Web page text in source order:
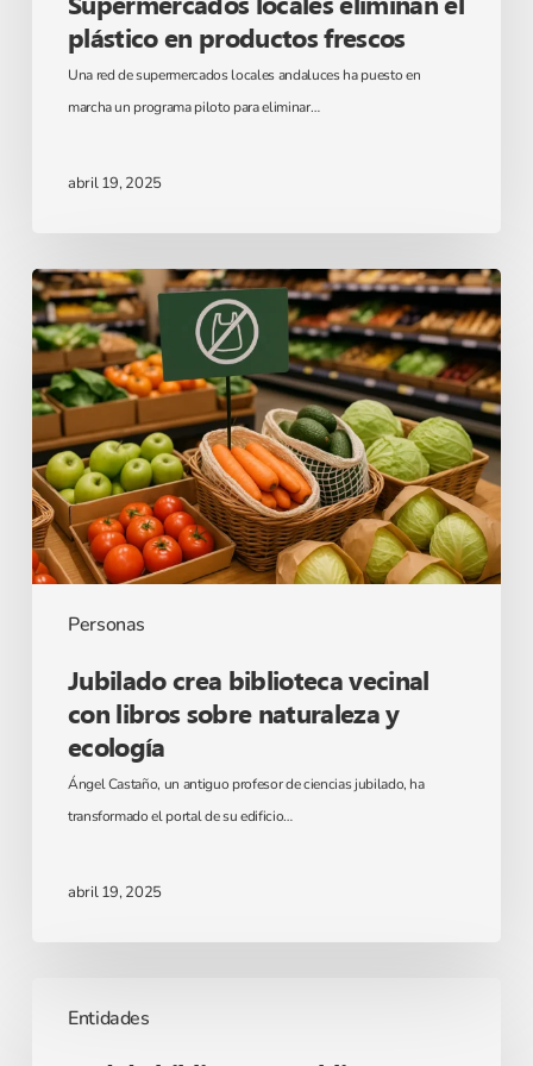
plástico en productos frescos
Una red de supermercados locales andaluces ha puesto en
marcha un programa piloto para eliminar…
abril 19, 2025
Personas
Jubilado
crea
biblioteca
vecinal
con
libros
sobre
naturaleza
y
ecología
Jubilado crea biblioteca vecinal
con libros sobre naturaleza y
ecología
Ángel Castaño, un antiguo profesor de ciencias jubilado, ha
transformado el portal de su edificio…
abril 19, 2025
Entidades